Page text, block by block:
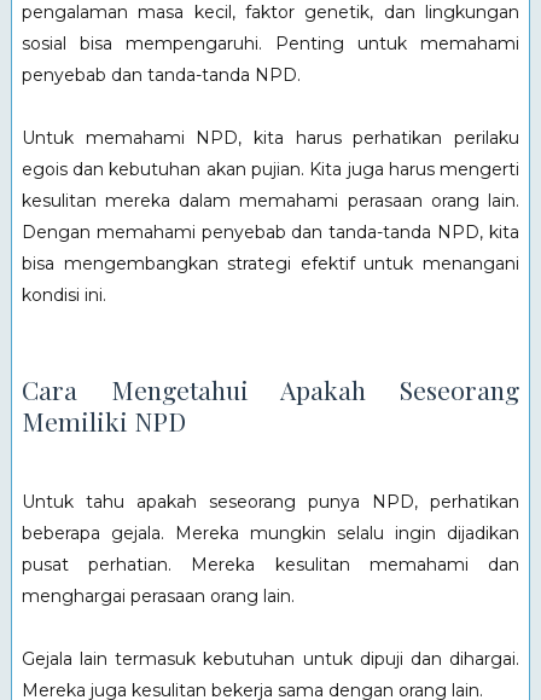
pengalaman masa kecil, faktor genetik, dan lingkungan
sosial bisa mempengaruhi. Penting untuk memahami
penyebab dan tanda-tanda NPD.
Untuk memahami NPD, kita harus perhatikan perilaku
egois dan kebutuhan akan pujian. Kita juga harus mengerti
kesulitan mereka dalam memahami perasaan orang lain.
Dengan memahami penyebab dan tanda-tanda NPD, kita
bisa mengembangkan strategi efektif untuk menangani
kondisi ini.
Cara Mengetahui Apakah Seseorang
Memiliki NPD
Untuk tahu apakah seseorang punya NPD, perhatikan
beberapa gejala. Mereka mungkin selalu ingin dijadikan
pusat perhatian. Mereka kesulitan memahami dan
menghargai perasaan orang lain.
Gejala lain termasuk kebutuhan untuk dipuji dan dihargai.
Mereka juga kesulitan bekerja sama dengan orang lain.